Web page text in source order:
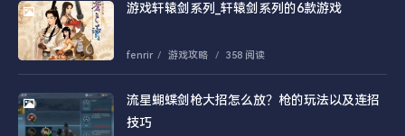
游戏轩辕剑系列_轩辕剑系列的6款游戏
fenrir / 游戏攻略 / 358 阅读
流星蝴蝶剑枪大招怎么放？枪的玩法以及连招
技巧